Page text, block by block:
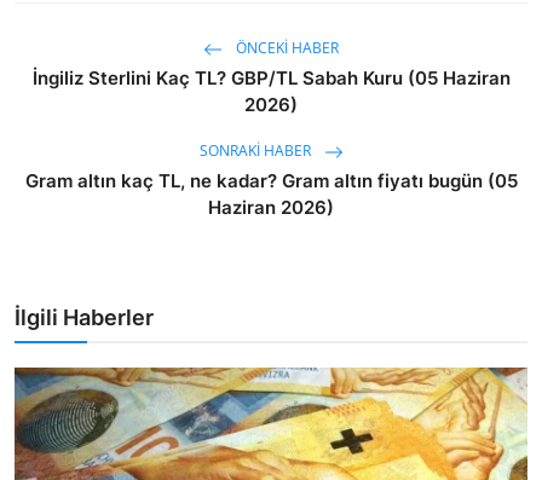
ÖNCEKI HABER
İngiliz Sterlini Kaç TL? GBP/TL Sabah Kuru (05 Haziran
2026)
SONRAKI HABER
Gram altın kaç TL, ne kadar? Gram altın fiyatı bugün (05
Haziran 2026)
İlgili Haberler